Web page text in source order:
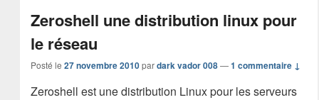
Zeroshell une distribution linux pour
le réseau
Posté le 27 novembre 2010 pardark vador 008 —1 commentaire ↓
Zeroshell est une distribution Linux pour les serveurs